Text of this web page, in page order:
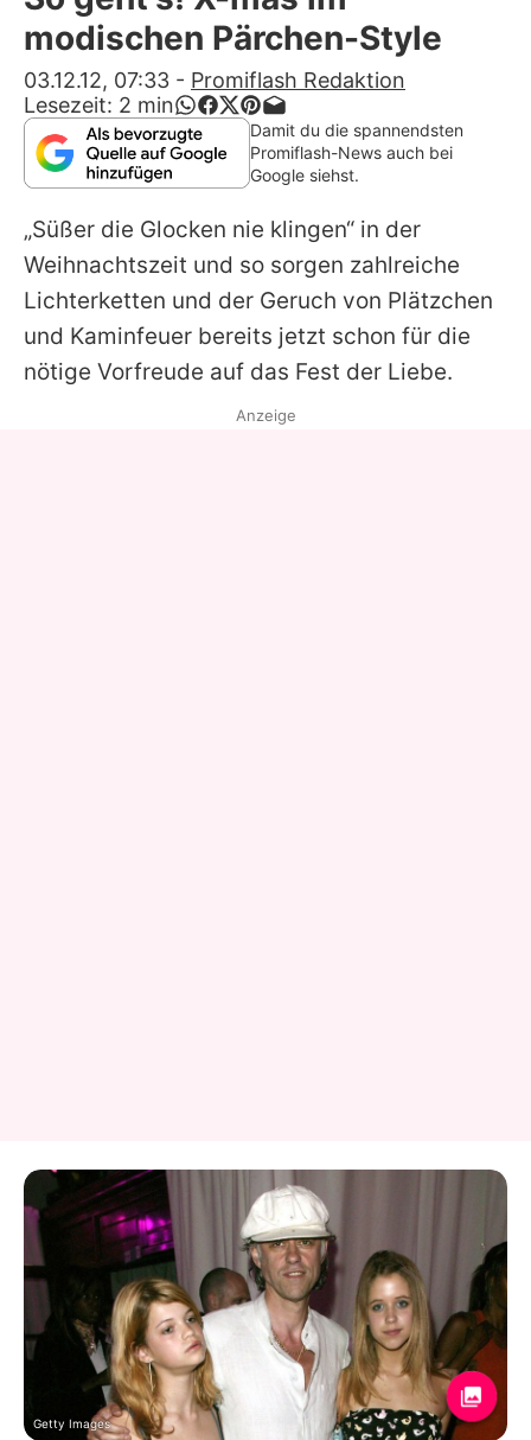
Alle Themen auf Promiflash
App runterladen
Team
Redaktionelle Richtlinien
Impressum
Nutzungsbedingungen
Utiq verwalten
modischen Pärchen-Style
03.12.12, 07:33 - Promiflash Redaktion
Lesezeit: 2 min
Damit du die spannendsten
Promiflash-News auch bei
Google siehst.
„Süßer die Glocken nie klingen“ in der
Weihnachtszeit und so sorgen zahlreiche
Lichterketten und der Geruch von Plätzchen
und Kaminfeuer bereits jetzt schon für die
nötige Vorfreude auf das Fest der Liebe.
Anzeige
Getty Images